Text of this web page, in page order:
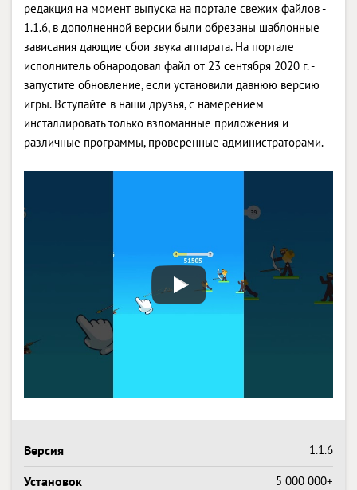
редакция на момент выпуска на портале свежих файлов -
1.1.6, в дополненной версии были обрезаны шаблонные
зависания дающие сбои звука аппарата. На портале
исполнитель обнародовал файл от 23 сентября 2020 г. -
запустите обновление, если установили давнюю версию
игры. Вступайте в наши друзья, с намерением
инсталлировать только взломанные приложения и
различные программы, проверенные администраторами.
Версия 1.1.6
Установок 5 000 000+